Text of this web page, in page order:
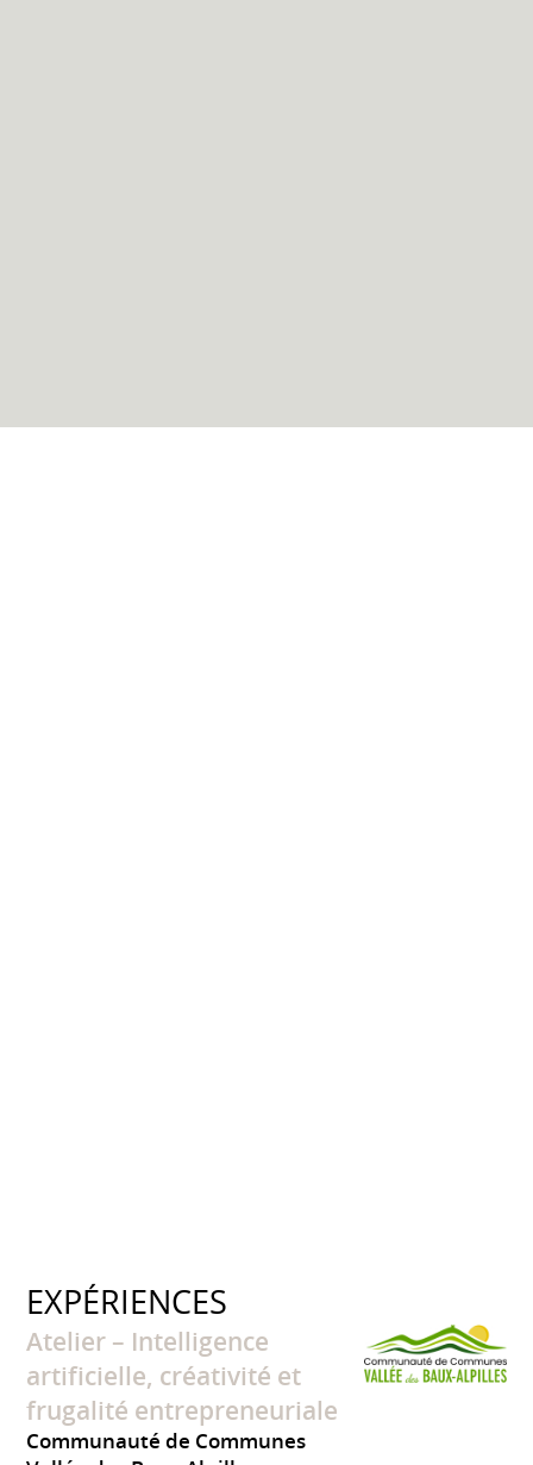
EXPÉRIENCES
Atelier – Intelligence
artificielle, créativité et
frugalité entrepreneuriale
Communauté de Communes